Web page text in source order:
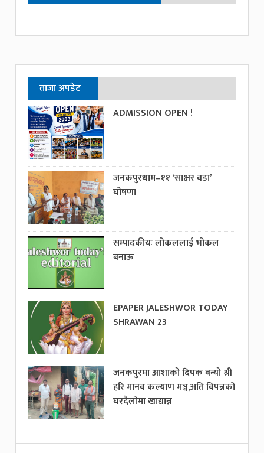
ताजा अपडेट
ADMISSION OPEN !
जनकपुरधाम–११ ‘साक्षर वडा’
घोषणा
सम्पादकीयः लोकललाई भोकल
बनाऊ
EPAPER JALESHWOR TODAY
SHRAWAN 23
जनकपुरमा आशाको दिपक बन्यो श्री
हरि मानव कल्याण मञ्च,अति विपन्नको
घरदैलोमा खाद्यान्न